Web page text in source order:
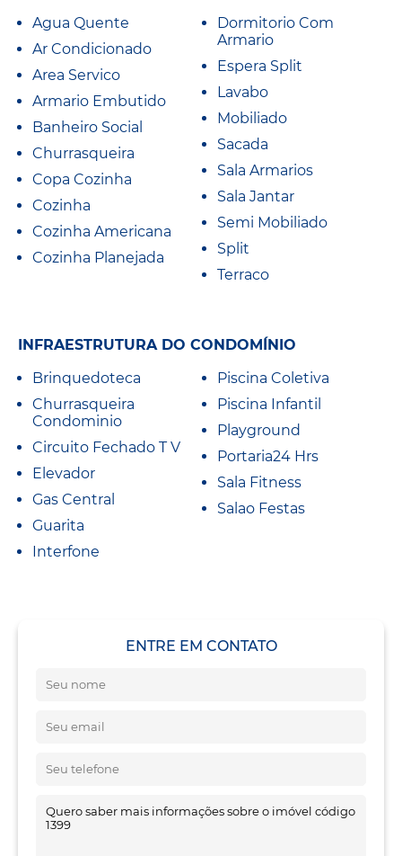
Agua Quente
Ar Condicionado
Area Servico
Armario Embutido
Banheiro Social
Churrasqueira
Copa Cozinha
Cozinha
Cozinha Americana
Cozinha Planejada
Dormitorio Com
Armario
Espera Split
Lavabo
Mobiliado
Sacada
Sala Armarios
Sala Jantar
Semi Mobiliado
Split
Terraco
INFRAESTRUTURA DO CONDOMÍNIO
Brinquedoteca
Churrasqueira
Condominio
Circuito Fechado T V
Elevador
Gas Central
Guarita
Interfone
Piscina Coletiva
Piscina Infantil
Playground
Portaria24 Hrs
Sala Fitness
Salao Festas
ENTRE EM CONTATO